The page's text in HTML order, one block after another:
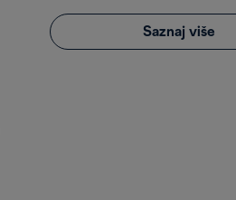
Saznaj više